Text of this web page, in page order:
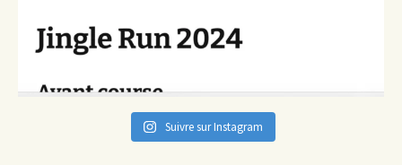
Suivre sur Instagram